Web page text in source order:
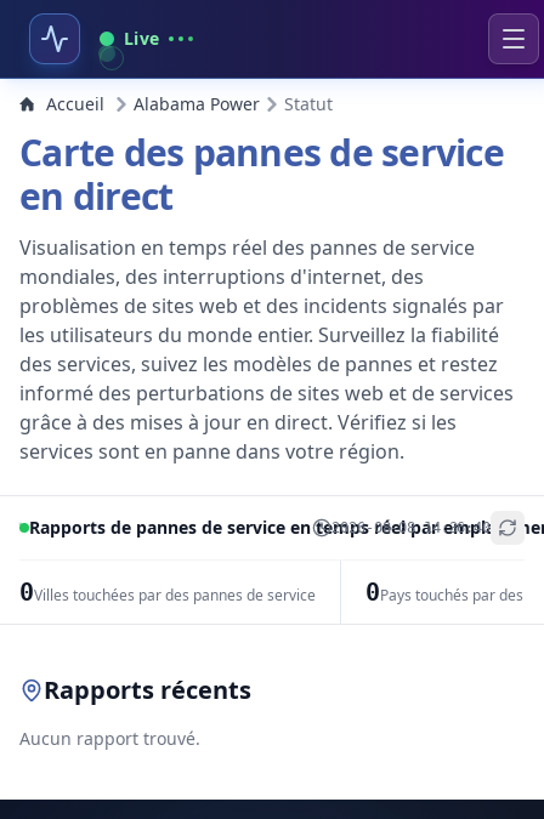
Live
Accueil Alabama Power Statut
Carte des pannes de service
en direct
Visualisation en temps réel des pannes de service
mondiales, des interruptions d'internet, des
problèmes de sites web et des incidents signalés par
les utilisateurs du monde entier. Surveillez la fiabilité
des services, suivez les modèles de pannes et restez
informé des perturbations de sites web et de services
grâce à des mises à jour en direct. Vérifiez si les
services sont en panne dans votre région.
Rapports de pannes de service en temps réel par
2026-08-08 14:36:40
0Villes touchées par des pannes de service 0Pays touchés par des
+
Rapports récents
Aucun rapport trouvé.